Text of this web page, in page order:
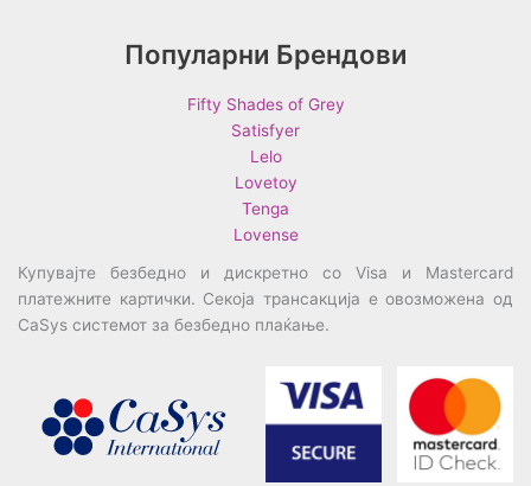
Популарни Брендови
Fifty Shades of Grey
Satisfyer
Lelo
Lovetoy
Tenga
Lovense
Купувајте безбедно и дискретно со Visa и Mastercard
платежните картички. Секоја трансакција е овозможена од
CaSys системот за безбедно плаќање.